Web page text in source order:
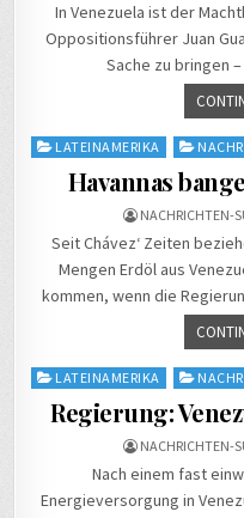
In Venezuela ist der
Oppositionsführer Juan
Sache zu bringen
Posted
LATEINAMERIKA
Havannas
NACHRICHTEN-
Seit Chávez‘ Zeiten
Mengen Erdöl aus
kommen, wenn die
Posted
LATEINAMERIKA
Regierung:
NACHRICHTEN-
Nach einem fast
Energieversorgung in